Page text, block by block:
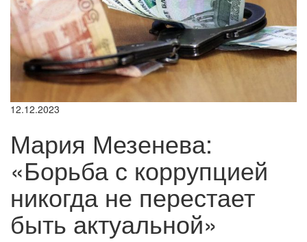
12.12.2023
Мария Мезенева:
«Борьба с коррупцией
никогда не перестает
быть актуальной»